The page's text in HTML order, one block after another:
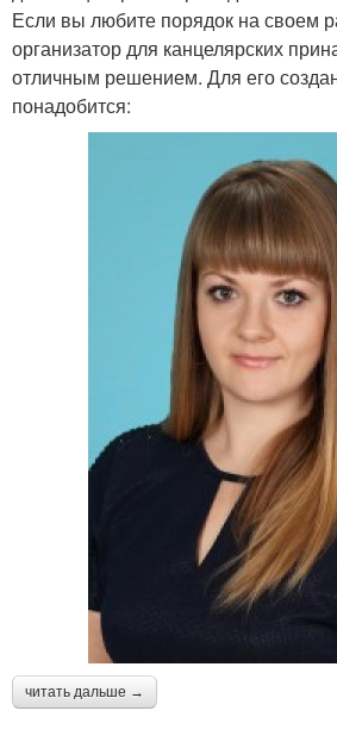
Если вы любите порядок на своем
организатор для канцелярских
отличным решением. Для его
понадобится:
читать дальше →